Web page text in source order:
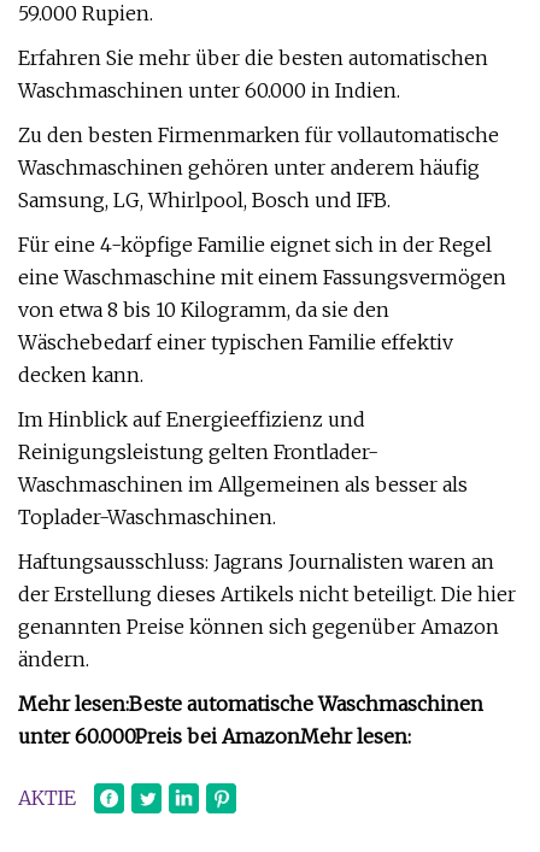
59.000 Rupien.
Erfahren Sie mehr über die besten automatischen
Waschmaschinen unter 60.000 in Indien.
Zu den besten Firmenmarken für vollautomatische
Waschmaschinen gehören unter anderem häufig
Samsung, LG, Whirlpool, Bosch und IFB.
Für eine 4-köpfige Familie eignet sich in der Regel
eine Waschmaschine mit einem Fassungsvermögen
von etwa 8 bis 10 Kilogramm, da sie den
Wäschebedarf einer typischen Familie effektiv
decken kann.
Im Hinblick auf Energieeffizienz und
Reinigungsleistung gelten Frontlader-
Waschmaschinen im Allgemeinen als besser als
Toplader-Waschmaschinen.
Haftungsausschluss: Jagrans Journalisten waren an
der Erstellung dieses Artikels nicht beteiligt. Die hier
genannten Preise können sich gegenüber Amazon
ändern.
Mehr lesen:Beste automatische Waschmaschinen
unter 60.000Preis bei AmazonMehr lesen:
AKTIE